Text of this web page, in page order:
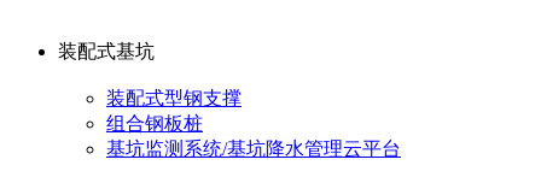
装配式基坑
装配式型钢支撑
组合钢板桩
基坑监测系统/基坑降水管理云平台